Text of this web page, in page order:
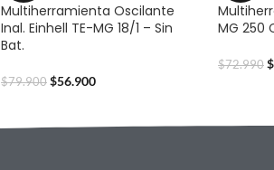
Multiherramienta Oscilante
Inal. Einhell TE-MG 18/1 – Sin
Bat.
$79.900 $56.900
MG 250
$72.990 $